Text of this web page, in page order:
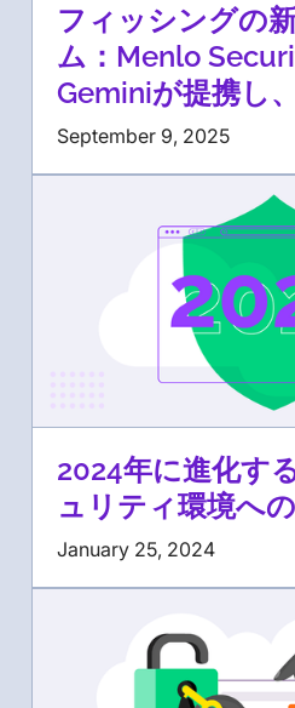
フィッシングの
ム：Menlo
Geminiが提携し
September 9, 2025
2024年に進化す
ュリティ環境へ
January 25, 2024